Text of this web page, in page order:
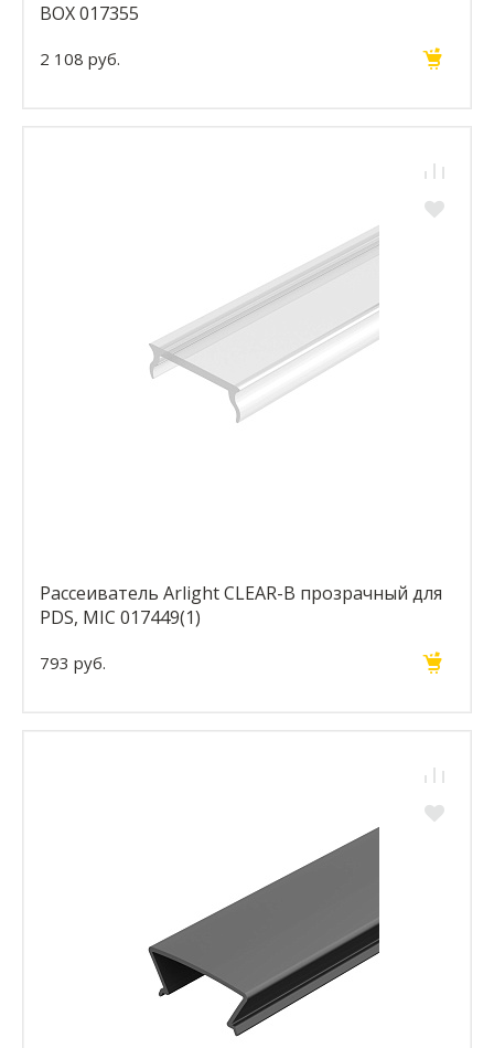
BOX 017355
2 108 руб.
Рассеиватель Arlight CLEAR-B прозрачный для
PDS, MIC 017449(1)
793 руб.